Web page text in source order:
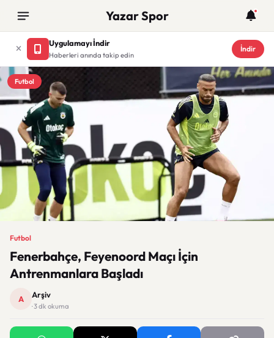
Yazar Spor
Uygulamayı İndir
Haberleri anında takip edin
İndir
Futbol
Futbol
Fenerbahçe, Feyenoord Maçı İçin
Antrenmanlara Başladı
A Arşiv
· 3 dk okuma